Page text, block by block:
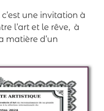
une invitation à
l’art et le rêve, à
matière d’un